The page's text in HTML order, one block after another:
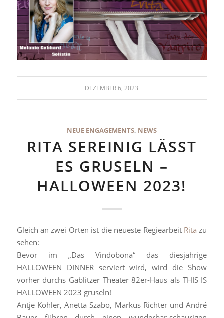
DEZEMBER 6, 2023
NEUE ENGAGEMENTS, NEWS
RITA SEREINIG LÄSST
ES GRUSELN –
HALLOWEEN 2023!
Gleich an zwei Orten ist die neueste Regiearbeit Rita zu
sehen:
Bevor im „Das Vindobona“ das diesjährige
HALLOWEEN DINNER serviert wird, wird die Show
vorher durchs Gablitzer Theater 82er-Haus als THIS IS
HALLOWEEN 2023 gruseln!
Antje Kohler, Anetta Szabo, Markus Richter und André